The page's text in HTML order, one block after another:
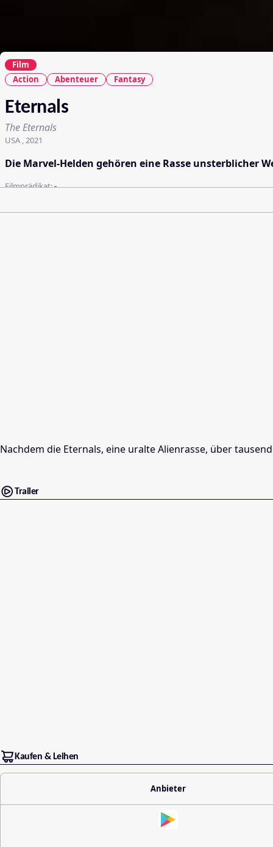
Film
Action
Abenteuer Fantasy
Eternals
The Eternals
USA , 2021
Die Marvel-Helden gehören eine Rasse unsterblicher
Filmprädikat:-
Nachdem die Eternals, eine uralte Alienrasse, über
Trailer
Kaufen & Leihen
Anbieter